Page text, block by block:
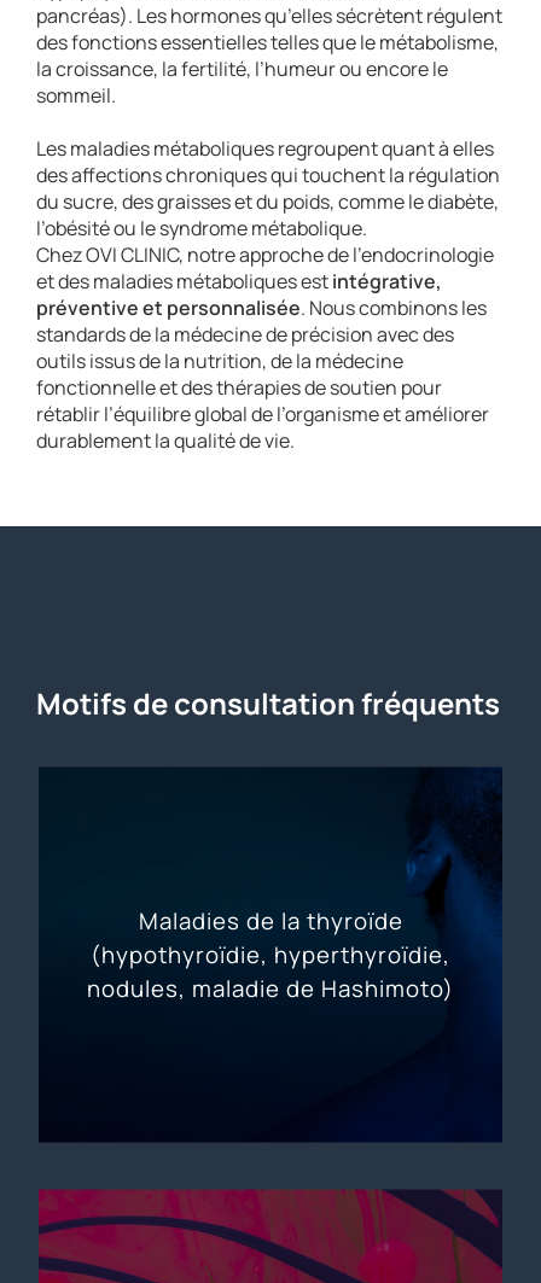
pancréas). Les hormones qu’elles sécrètent régulent
des fonctions essentielles telles que le métabolisme,
la croissance, la fertilité, l’humeur ou encore le
sommeil.
Les maladies métaboliques regroupent quant à elles
des affections chroniques qui touchent la régulation
du sucre, des graisses et du poids, comme le diabète,
l’obésité ou le syndrome métabolique.
Chez OVI CLINIC, notre approche de l’endocrinologie
et des maladies métaboliques estintégrative,
préventive et personnalisée. Nous combinons les
standards de la médecine de précision avec des
outils issus de la nutrition, de la médecine
fonctionnelle et des thérapies de soutien pour
rétablir l’équilibre global de l’organisme et améliorer
durablement la qualité de vie.
Motifs de consultation fréquents
Maladies de la thyroïde
(hypothyroïdie, hyperthyroïdie,
nodules, maladie de Hashimoto)